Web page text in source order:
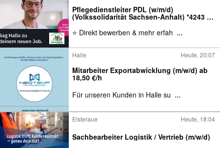
Pflegedienstleiter PDL (w/m/d)
(Volkssolidarität Sachsen-Anhalt) *4243 -
⭐ Direkt bewerben & mehr erfah ...
Halle Heute, 20:07
Mitarbeiter Exportabwicklung (m/w/d) ab
18,50 €/h
Für unseren Kunden in Halle su ...
Elsteraue Heute, 18:04
Sachbearbeiter Logistik / Vertrieb (m/w/d)